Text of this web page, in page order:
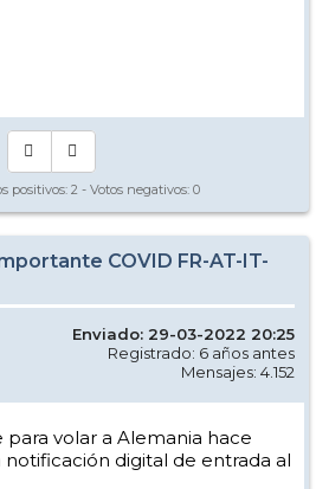
positivos: 2 - Votos negativos: 0
COVID FR-AT-IT-
Enviado: 29-03-2022 20:25
Registrado: 6 años antes
Mensajes: 4.152
volar a Alemania hace
digital de entrada al